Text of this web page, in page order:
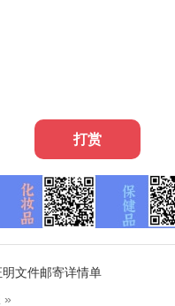
打赏
文件邮寄详情单
»